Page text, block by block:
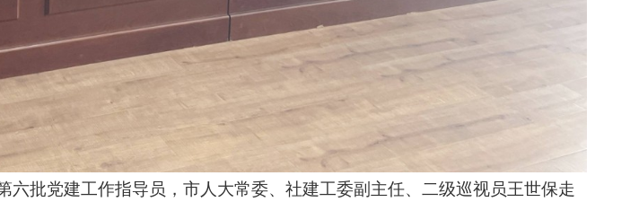
批党建工作指导员，市人大常委、社建工委副主任、二级巡视员王世保走